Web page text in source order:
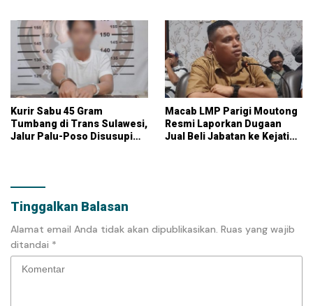
Kurir Sabu 45 Gram
Tumbang di Trans Sulawesi,
Jalur Palu-Poso Disusupi
Macab LMP Parigi Moutong
Resmi Laporkan Dugaan
Jual Beli Jabatan ke Kejati
Tinggalkan Balasan
Alamat email Anda tidak akan dipublikasikan. Ruas yang wajib
ditandai *